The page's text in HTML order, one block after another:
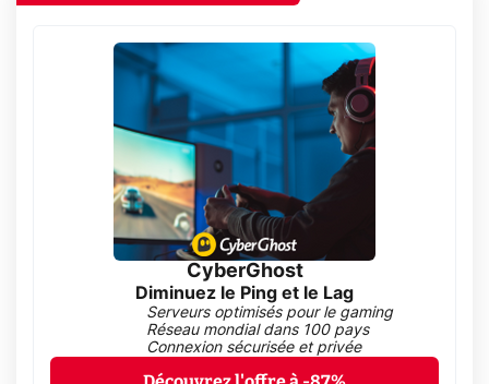
CyberGhost
Diminuez le Ping et le Lag
Serveurs optimisés pour le gaming
Réseau mondial dans 100 pays
Connexion sécurisée et privée